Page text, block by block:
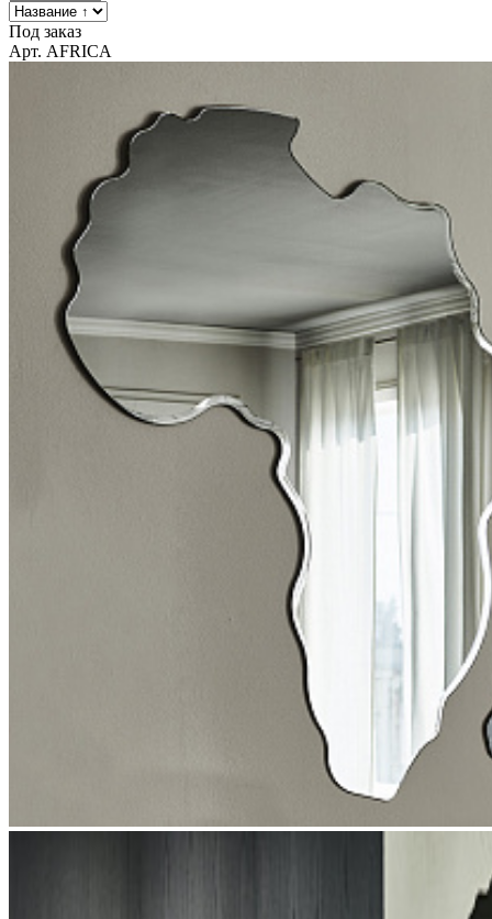
Под заказ
Арт. AFRICA